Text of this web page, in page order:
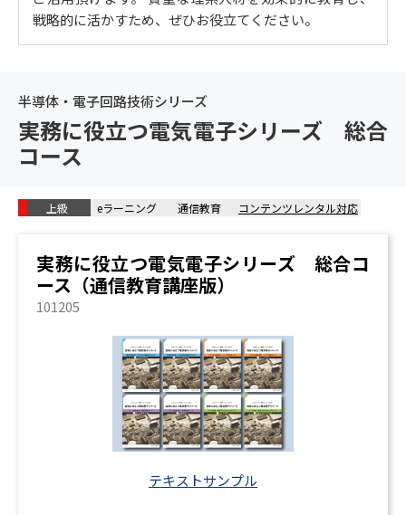
/ マルチバイブレータ
化合物半導体 / 半導体の電気特性 / 空乏層 / フェルミ準
位 / ダイオード / LED / 整流 / トランジスタとFET / 半導
体集積回路 / 論理素子 / 組み合わせ回路 / メモリ / 半導
則 / CVD法 / PVD法 / RCA洗浄 / ウェーハの汚染 / クリー
ンルーム、フィルタ / クラス / 成膜法 / リソグラフィー
OT / AND / OR / NAND / RS-フリップフロップ / D-フリ
ップフロップ / JK-フリップフロップ / エンコーダとデ
コーダ / PLD / FPGA / ゲートアレイ / LSI
戦略的に活かすため、ぜひお役立てください。
半導体・電子回路技術シリーズ
実務に役立つ電気電子シリーズ 総合
コース
上級 eラーニング 通信教育 コンテンツレンタル対応
実務に役立つ電気電子シリーズ 総合コ
ース（通信教育講座版）
101205
テキストサンプル